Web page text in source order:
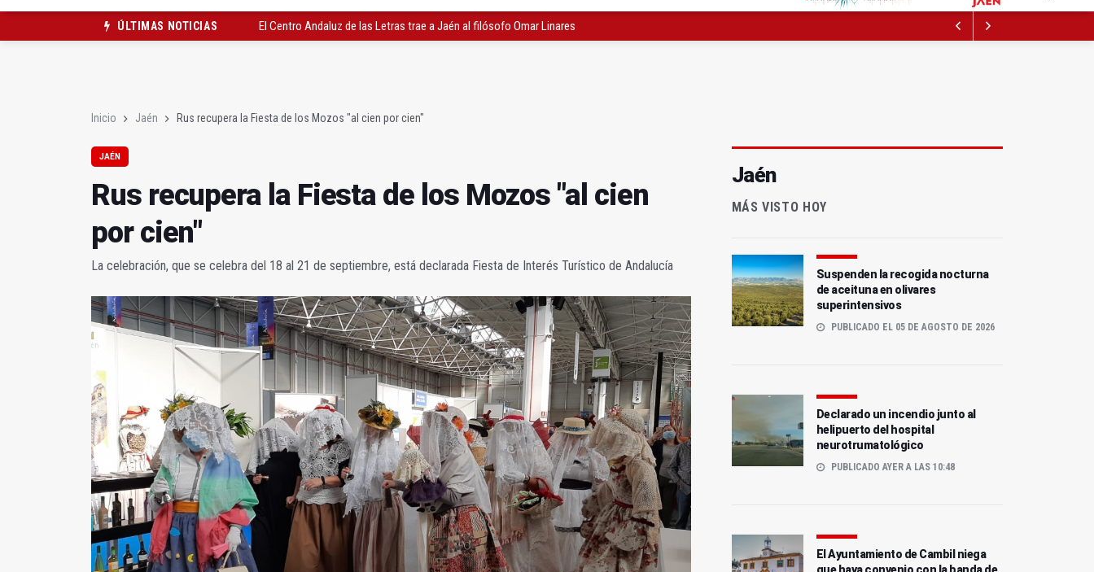
ÚLTIMAS NOTICIAS
Roban joyas de la Virgen de la Fuensanta Coronada de Alcaudete
Inicio Jaén Rus recupera la Fiesta de los Mozos "al cien por cien"
JAÉN
Rus recupera la Fiesta de los Mozos "al cien
por cien"
La celebración, que se celebra del 18 al 21 de septiembre, está declarada Fiesta de Interés Turístico de Andalucía
Jaén
MÁS VISTO HOY
Suspenden la recogida nocturna
de aceituna en olivares
superintensivos
PUBLICADO EL 05 DE AGOSTO DE 2026
Declarado un incendio junto al
helipuerto del hospital
neurotrumatológico
PUBLICADO AYER A LAS 10:48
El Ayuntamiento de Cambil niega